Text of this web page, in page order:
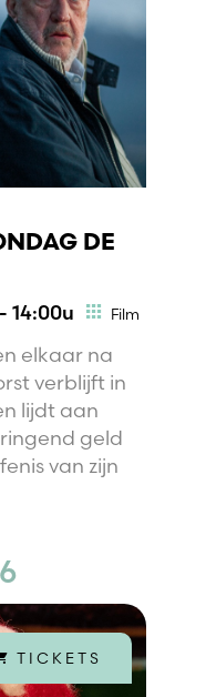
DE
14:00u Film
elkaar na
verblijft in
lijdt aan
geld
van zijn
TICKETS